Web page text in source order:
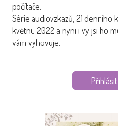
počítače.
Série audiovzkazů, 21 denního
květnu 2022 a nyní i vy jsi ho
vám vyhovuje.